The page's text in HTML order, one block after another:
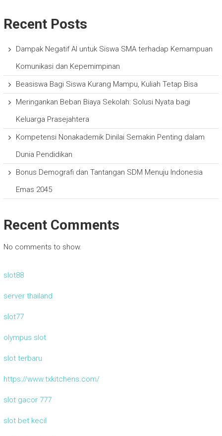
Recent Posts
Dampak Negatif AI untuk Siswa SMA terhadap Kemampuan
Komunikasi dan Kepemimpinan
Beasiswa Bagi Siswa Kurang Mampu, Kuliah Tetap Bisa
Meringankan Beban Biaya Sekolah: Solusi Nyata bagi
Keluarga Prasejahtera
Kompetensi Nonakademik Dinilai Semakin Penting dalam
Dunia Pendidikan
Bonus Demografi dan Tantangan SDM Menuju Indonesia
Emas 2045
Recent Comments
No comments to show.
slot88
server thailand
slot77
olympus slot
slot terbaru
https://www.txkitchens.com/
slot gacor 777
slot bet kecil